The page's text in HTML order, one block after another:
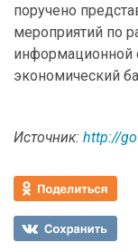
поручено
мероприятий по
информационной
экономический
Источник: http://